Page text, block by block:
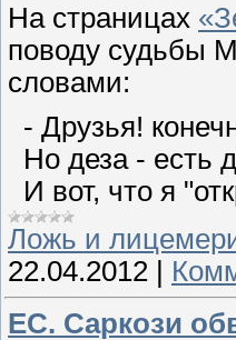
На страницах
поводу судьбы
словами:
- Друзья!
Но деза - есть
И вот, что я
Ложь и
22.04.2012 |
ЕС. Саркози